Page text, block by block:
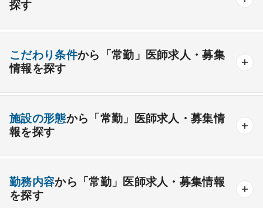
老人内科 リウマチ内科 総合診療科
消化器外科
整形外科 形成外科 美容外科
その他
探す
こだわり条件から「常勤」医師求人・募集
情報を探す
開業支援あり
外来のみの勤務可能 給与インセンティブ制度あり
夜間当直なしの勤務可
施設の形態から「常勤」医師求人・募集情
報を探す
療養＋精神
勤務内容から「常勤」医師求人・募集情報
を探す